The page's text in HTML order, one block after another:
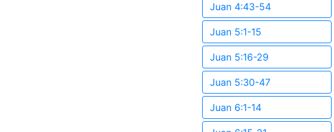
Juan 4:43-54
Juan 5:1-15
Juan 5:16-29
Juan 5:30-47
Juan 6:1-14